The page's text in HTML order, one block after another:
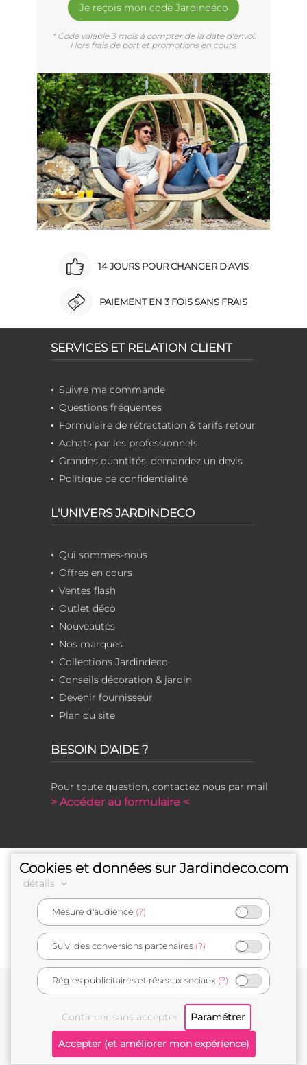
Je reçois mon code Jardindéco
* Code valable 3 mois à compter de la date d'envoi.
Hors frais de port et promotions en cours.
14 JOURS POUR CHANGER D'AVIS
PAIEMENT EN 3 FOIS SANS FRAIS
SERVICES ET RELATION CLIENT
Suivre ma commande
Questions fréquentes
Formulaire de rétractation & tarifs retour
Achats par les professionnels
Grandes quantités, demandez un devis
Politique de confidentialité
L'UNIVERS JARDINDECO
Qui sommes-nous
Offres en cours
Ventes flash
Outlet déco
Nouveautés
Nos marques
Collections Jardindeco
Conseils décoration & jardin
Devenir fournisseur
Plan du site
BESOIN D'AIDE ?
Pour toute question, contactez nous par mail
> Accéder au formulaire <
e-commerçant français
Conditions générales de vente
Mentions légales
Cookies et données sur Jardindeco.com
détails
Mesure d'audience (?)
Suivi des conversions partenaires (?)
Régies publicitaires et réseaux sociaux (?)